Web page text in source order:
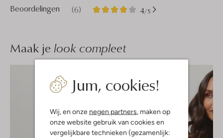
Jum, cookies!
Wij, en onze negen partners , maken op
onze website gebruik van cookies en
vergelijkbare technieken (gezamenlijk:
Beoordelingen (6) 4/5
6
4
Maak je look compleet